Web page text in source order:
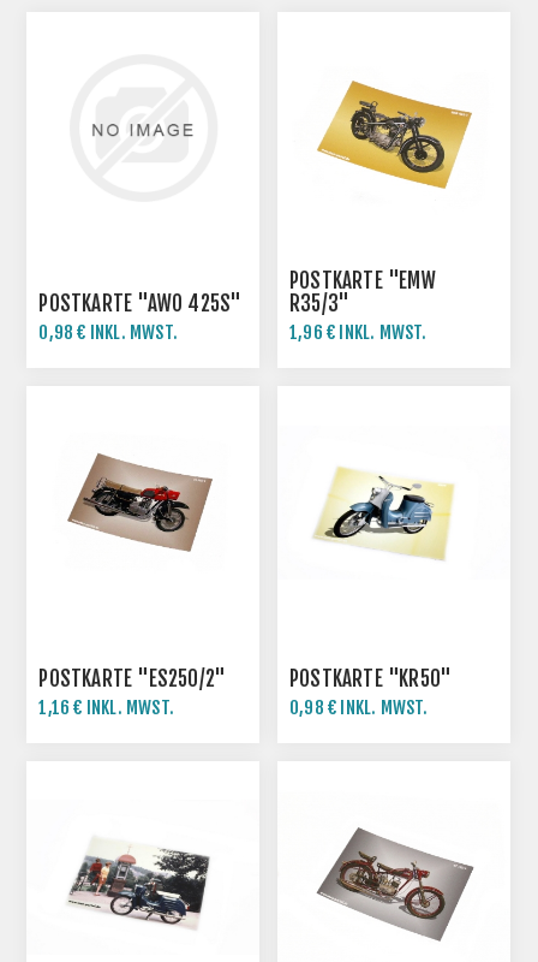
POSTKARTE "AWO 425S"
0,98 € INKL. MWST.
POSTKARTE "EMW
R35/3"
1,96 € INKL. MWST.
POSTKARTE "ES250/2"
1,16 € INKL. MWST.
POSTKARTE "KR50"
0,98 € INKL. MWST.